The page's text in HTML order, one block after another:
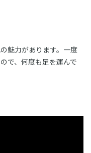
魅力があります。一度
で、何度も足を運んで